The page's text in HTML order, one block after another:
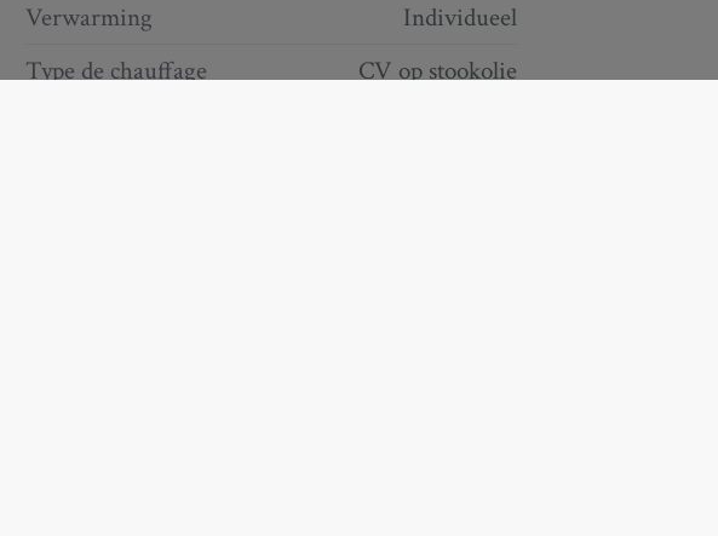
Verwarming
Individueel
Type de chauffage
CV op stookolie